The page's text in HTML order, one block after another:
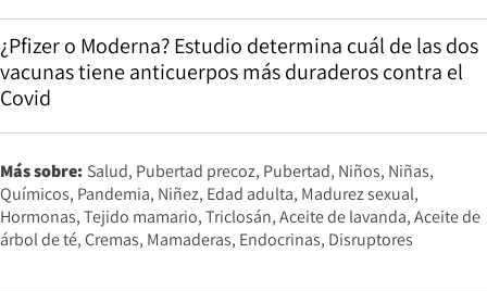
¿Pfizer o Moderna? Estudio determina cuál de las dos
vacunas tiene anticuerpos más duraderos contra el
Covid
Más sobre: Salud Pubertad precoz Pubertad Niños Niñas
Químicos Pandemia Niñez Edad adulta Madurez sexual
Hormonas Tejido mamario Triclosán Aceite de lavanda Aceite de
árbol de té Cremas Mamaderas Endocrinas Disruptores